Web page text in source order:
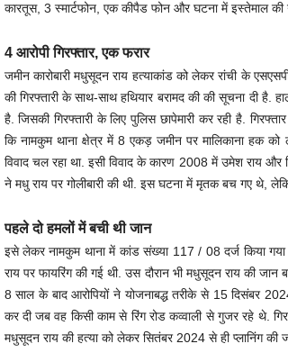
कारतूस, 3 स्मार्टफोन, एक कीपैड फोन और घटना में इस्तेमाल की
4 आरोपी गिरफ्तार, एक फरार
जमीन कारोबारी मधुसूदन राय हत्याकांड को लेकर रांची के
की गिरफ्तारी के साथ-साथ हथियार बरामद की की सूचना दी है.
है. जिसकी गिरफ्तारी के लिए पुलिस छापेमारी कर रही है.
कि नामकुम थाना क्षेत्र में 8 एकड़ जमीन पर मालिकाना हक
विवाद चल रहा था. इसी विवाद के कारण 2008 में उमेश राय और
ने मधु राय पर गोलीबारी की थी. इस घटना में मृतक बच गए थे,
पहले दो हमलों में बची थी जान
इसे लेकर नामकुम थाना में कांड संख्या 117 / 08 दर्ज किया
राय पर फायरिंग की गई थी. उस दौरान भी मधुसूदन राय की
8 साल के बाद आरोपियों ने योजनाबद्ध तरीके से 15 दिसंबर
कर दी जब वह किसी काम से रिंग रोड कव्वाली से गुजर रहे थे.
मधुसूदन राय की हत्या को लेकर सितंबर 2024 से ही प्लानिंग की